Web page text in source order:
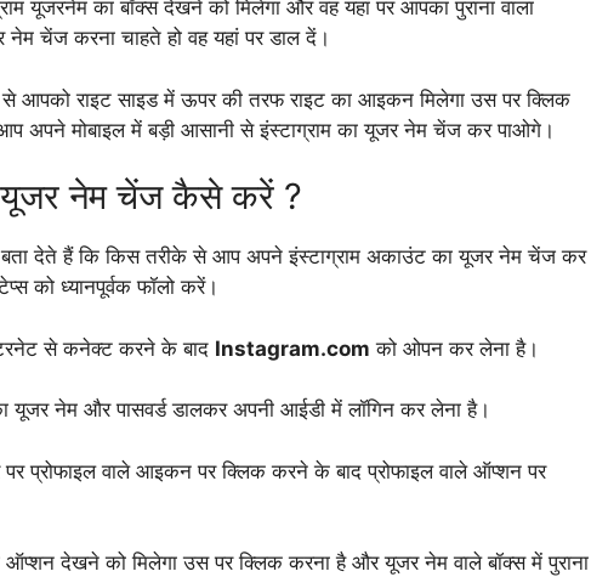
यूजरनेम का बॉक्स देखने को मिलेगा और वह यहां पर आपका पुराना वाला
चेंज करना चाहते हो वह यहां पर डाल दें।
आपको राइट साइड में ऊपर की तरफ राइट का आइकन मिलेगा उस पर क्लिक
अपने मोबाइल में बड़ी आसानी से इंस्टाग्राम का यूजर नेम चेंज कर पाओगे।
यूजर नेम चेंज कैसे करें ?
बता देते हैं कि किस तरीके से आप अपने इंस्टाग्राम अकाउंट का यूजर नेम चेंज कर
को ध्यानपूर्वक फॉलो करें।
से कनेक्ट करने के बाद Instagram.com को ओपन कर लेना है।
यूजर नेम और पासवर्ड डालकर अपनी आईडी में लॉगिन कर लेना है।
प्रोफाइल वाले आइकन पर क्लिक करने के बाद प्रोफाइल वाले ऑप्शन पर
देखने को मिलेगा उस पर क्लिक करना है और यूजर नेम वाले बॉक्स में पुराना